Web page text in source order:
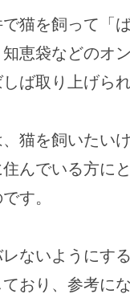
猫を飼って「
恵袋などのオ
ば取り上げら
猫を飼いたい
住んでいる方に
す。
ないようにす
おり、参考に